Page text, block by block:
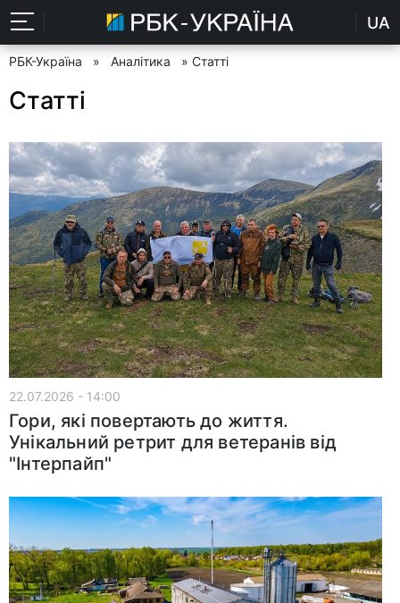
UA
РБК-Україна » Аналітика » Статті
Статті
22.07.2026 - 14:00
Гори, які повертають до життя.
Унікальний ретрит для ветеранів від
"Інтерпайп"